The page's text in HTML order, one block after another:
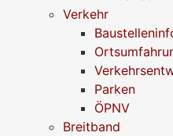
Verkehr
Parken
ÖPNV
Breitband